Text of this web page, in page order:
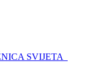
SVIJETA